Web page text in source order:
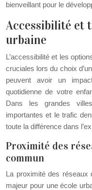
bienveillant pour le
Accessibilité et
urbaine
L’accessibilité et les
cruciales lors du choix
peuvent avoir un
quotidienne de votre
Dans les grandes
importantes et le trafic
toute la différence dans
Proximité des
commun
La proximité des réseaux
majeur pour une école